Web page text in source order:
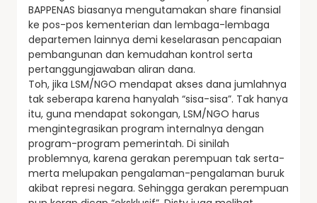
BAPPENAS biasanya mengutamakan share finansial
ke pos-pos kementerian dan lembaga-lembaga
departemen lainnya demi keselarasan pencapaian
pembangunan dan kemudahan kontrol serta
pertanggungjawaban aliran dana.
Toh, jika LSM/NGO mendapat akses dana jumlahnya
tak seberapa karena hanyalah “sisa-sisa”. Tak hanya
itu, guna mendapat sokongan, LSM/NGO harus
mengintegrasikan program internalnya dengan
program-program pemerintah. Di sinilah
problemnya, karena gerakan perempuan tak serta-
merta melupakan pengalaman-pengalaman buruk
akibat represi negara. Sehingga gerakan perempuan